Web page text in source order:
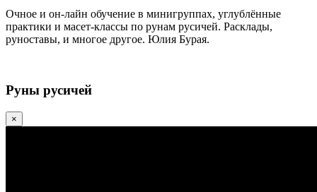
Очное и он-лайн обучение в минигруппах, углублённые
практики и масет-классы по рунам русичей. Расклады,
руноставы, и многое другое. Юлия Бурая.
Руны русичей
×